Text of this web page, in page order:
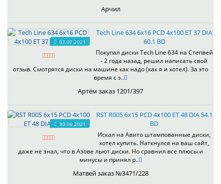
Арчил
03.07.2021
Tech Line 634 6x16 PCD 4x100 ET 37 DIA
60.1 BD
Покупал диски Tech Line 634 на Степвей
- 2 года назад, решил написать свой
отзыв. Смотрятся диски на машине как надо (как я и хотел). За это
время с э..
Артём заказ 1201/397
30.06.2021
RST R005 6x15 PCD 4x100 ET 48 DIA 54.1
BD
Искал на Авито штампованные диски,
хотел купить. Наткнулся на ваш сайт,
даже не знал, что в Азове льют диски. Но сравнил все плюсы и
минусы и принял р..
Матвей заказ №3471/228